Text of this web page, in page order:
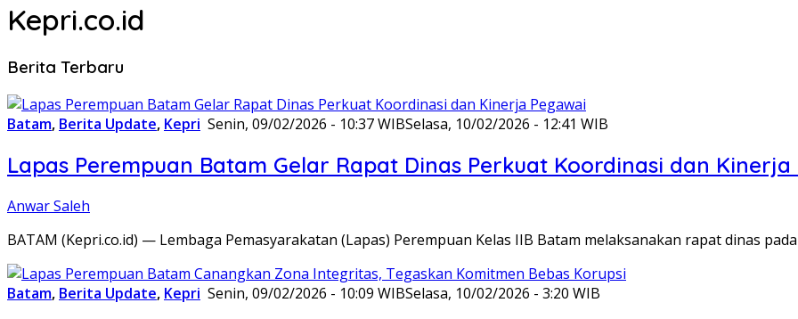
Kepri.co.id
Berita Terbaru
Batam, Berita Update, Kepri Senin, 09/02/2026 - 10:37 WIBSelasa, 10/02/2026 - 12:41 WIB
Lapas Perempuan Batam Gelar Rapat Dinas Perkuat Koordinasi dan Kinerja
Anwar Saleh
BATAM (Kepri.co.id) — Lembaga Pemasyarakatan (Lapas) Perempuan Kelas IIB Batam melaksanakan rapat dinas
Batam, Berita Update, Kepri Senin, 09/02/2026 - 10:09 WIBSelasa, 10/02/2026 - 3:20 WIB